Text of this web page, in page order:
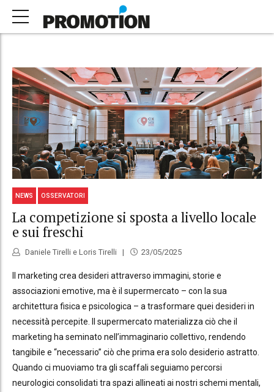
NEWS OSSERVATORI
La competizione si sposta a livello locale
e sui freschi
Daniele Tirelli e Loris Tirelli 23/05/2025
Il marketing crea desideri attraverso immagini, storie e
associazioni emotive, ma è il supermercato – con la sua
architettura fisica e psicologica – a trasformare quei desideri in
necessità percepite. Il supermercato materializza ciò che il
marketing ha seminato nell’immaginario collettivo, rendendo
tangibile e “necessario” ciò che prima era solo desiderio astratto.
Quando ci muoviamo tra gli scaffali seguiamo percorsi
neurologici consolidati tra spazi allineati ai nostri schemi mentali,